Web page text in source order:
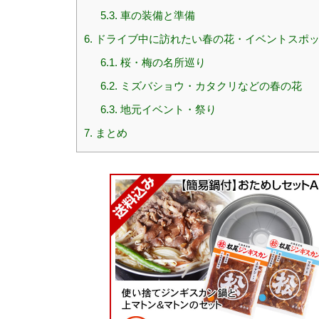
5.3. 車の装備と準備
6. ドライブ中に訪れたい春の花・イベントスポ
6.1. 桜・梅の名所巡り
6.2. ミズバショウ・カタクリなどの春の花
6.3. 地元イベント・祭り
7. まとめ